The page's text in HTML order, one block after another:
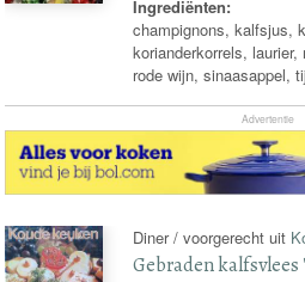
Ingrediënten:
champignons, kalfsjus,
korianderkorrels,
rode wijn, sinaasappel,
Advertentie
Diner / voorgerecht uit
Gebraden kalfsvlees